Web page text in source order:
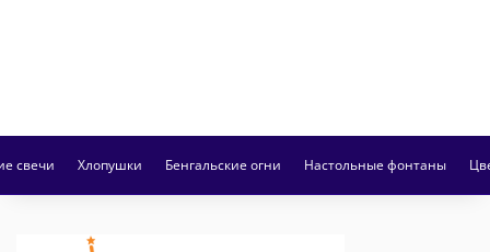
свечи Хлопушки Бенгальские огни Настольные фонтаны